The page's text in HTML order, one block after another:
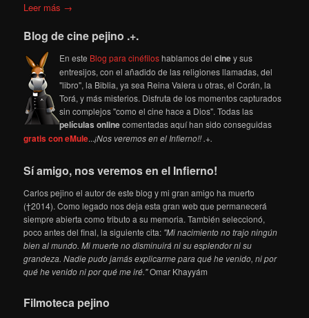
Leer más →
Blog de cine pejino .+.
En este Blog para cinéfiloshablamos delciney sus
entresijos, con el añadido de las religiones llamadas, del
"libro", la Biblia, ya sea Reina Valera u otras, el Corán, la
Torá, y más misterios. Disfruta de los momentos capturados
sin complejos "como el cine hace a Dios". Todas las
películas onlinecomentadas aquí han sido conseguidas
gratis con eMule...¡Nos veremos en el Infierno!! .+.
Sí amigo, nos veremos en el Infierno!
Carlos pejino el autor de este blog y mi gran amigo ha muerto
(†2014). Como legado nos deja esta gran web que permanecerá
siempre abierta como tributo a su memoria. También seleccionó,
poco antes del final, la siguiente cita: "Mi nacimiento no trajo ningún
bien al mundo. Mi muerte no disminuirá ni su esplendor ni su
grandeza. Nadie pudo jamás explicarme para qué he venido, ni por
qué he venido ni por qué me iré."Omar Khayyám
Filmoteca pejino